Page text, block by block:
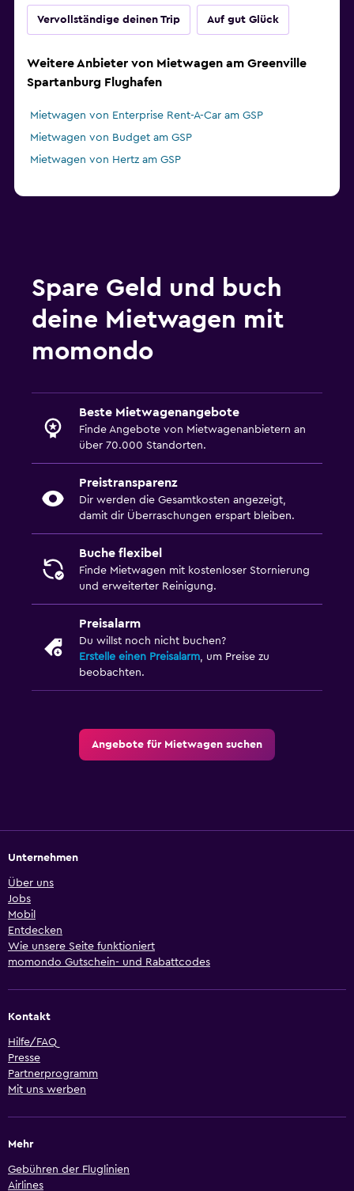
Vervollständige deinen Trip Auf gut Glück
Weitere Anbieter von Mietwagen am Greenville
Spartanburg Flughafen
Mietwagen von Enterprise Rent-A-Car am GSP
Mietwagen von Budget am GSP
Mietwagen von Hertz am GSP
Spare Geld und buch
deine Mietwagen mit
momondo
Beste Mietwagenangebote
Finde Angebote von Mietwagenanbietern an
über 70.000 Standorten.
Preistransparenz
Dir werden die Gesamtkosten angezeigt,
damit dir Überraschungen erspart bleiben.
Buche flexibel
Finde Mietwagen mit kostenloser Stornierung
und erweiterter Reinigung.
Preisalarm
Du willst noch nicht buchen?
Erstelle einen Preisalarm, um Preise zu
beobachten.
Angebote für Mietwagen suchen
Unternehmen
Über uns
Jobs
Mobil
Entdecken
Wie unsere Seite funktioniert
momondo Gutschein- und Rabattcodes
Kontakt
Hilfe/FAQ
Presse
Partnerprogramm
Mit uns werben
Mehr
Gebühren der Fluglinien
Airlines